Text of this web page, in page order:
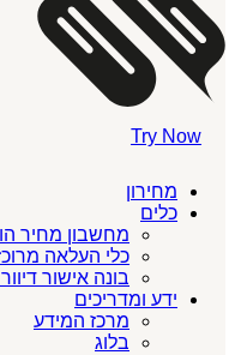
Try Now
מחירון
כלים
מחשבון מחיר
כלי העלאה
בונה אישור
ידע ומדריכים
מרכז המידע
בלוג